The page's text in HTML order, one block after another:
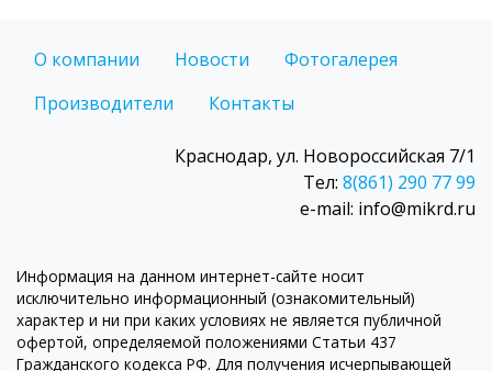
О компании Новости
Фотогалерея
Производители
Контакты
Краснодар, ул. Новороссийская 7/1
Тел: 8(861) 290 77 99
e-mail: info@mikrd.ru
Информация на данном интернет-сайте носит
исключительно информационный (ознакомительный)
характер и ни при каких условиях не является публичной
офертой, определяемой положениями Статьи 437
Гражданского кодекса РФ. Для получения исчерпывающей